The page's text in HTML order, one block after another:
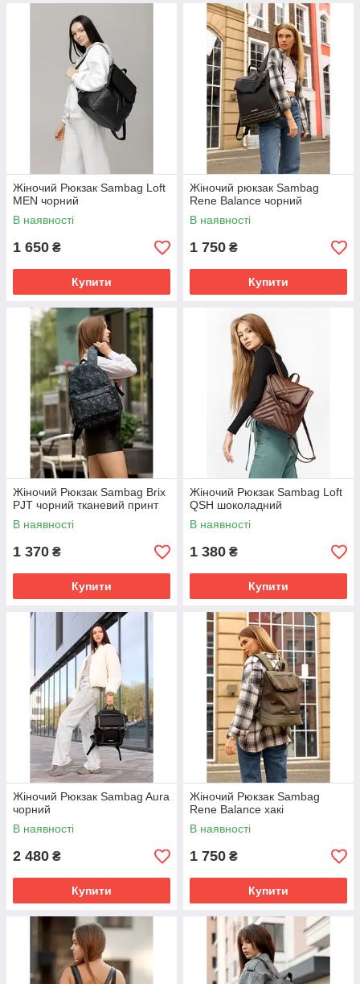
Жіночий Рюкзак Sambag Loft
MEN чорний
В наявності
1 650 ₴
Купити
Жіночий рюкзак Sambag
Rene Balance чорний
В наявності
1 750 ₴
Купити
Жіночий Рюкзак Sambag Brix
PJT чорний тканевий принт
В наявності
1 370 ₴
Купити
Жіночий Рюкзак Sambag Loft
QSH шоколадний
В наявності
1 380 ₴
Купити
Жіночий Рюкзак Sambag Aura
чорний
В наявності
2 480 ₴
Купити
Жіночий Рюкзак Sambag
Rene Balance хакі
В наявності
1 750 ₴
Купити